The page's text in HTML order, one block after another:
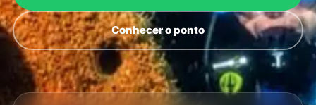
Conhecer o ponto